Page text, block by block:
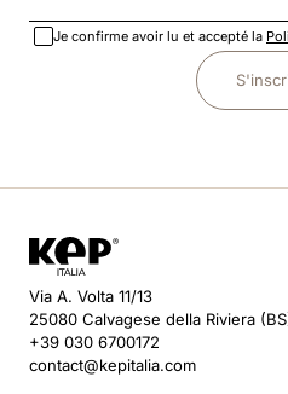
Je confirme avoir lu et accepté la
Via A. Volta 11/13
25080 Calvagese della Riviera
+39 030 6700172
contact@kepitalia.com